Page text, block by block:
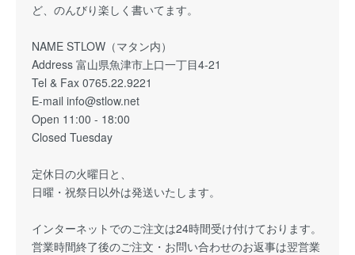
ど、のんびり楽しく書いてます。
NAME STLOW（マタン内）
Address 富山県魚津市上口一丁目4-21
Tel & Fax 0765.22.9221
E-mail info@stlow.net
Open 11:00 - 18:00
Closed Tuesday
定休日の火曜日と、
日曜・祝祭日以外は発送いたします。
インターネットでのご注文は24時間受け付けております。
営業時間終了後のご注文・お問い合わせのお返事は翌営業